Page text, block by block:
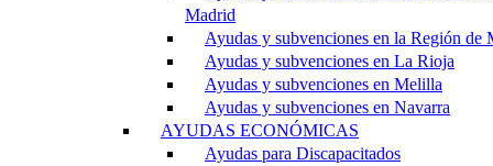
Madrid
Ayudas y subvenciones en la Región de
Ayudas y subvenciones en La Rioja
Ayudas y subvenciones en Melilla
Ayudas y subvenciones en Navarra
AYUDAS ECONÓMICAS
Ayudas para Discapacitados